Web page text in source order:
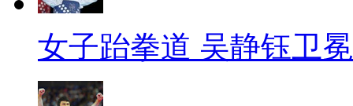
女子跆拳道 吴静钰卫冕